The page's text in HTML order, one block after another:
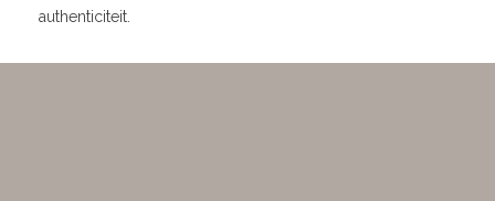
authenticiteit.